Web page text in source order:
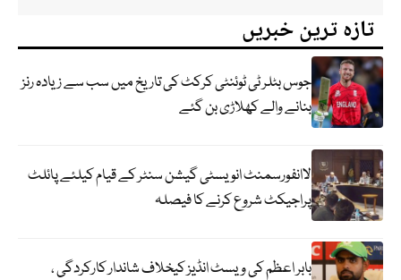
تازہ ترین خبریں
جوس بٹلر ٹی ٹوئنٹی کرکٹ کی تاریخ میں سب سے زیادہ رنز
بنانے والے کھلاڑی بن گئے
لاانفورسمنٹ انویسٹی گیشن سنٹر کے قیام کیلئے پائلٹ
پراجیکٹ شروع کرنے کا فیصلہ
بابر اعظم کی ویسٹ انڈیز کیخلاف شاندار کارکردگی ،